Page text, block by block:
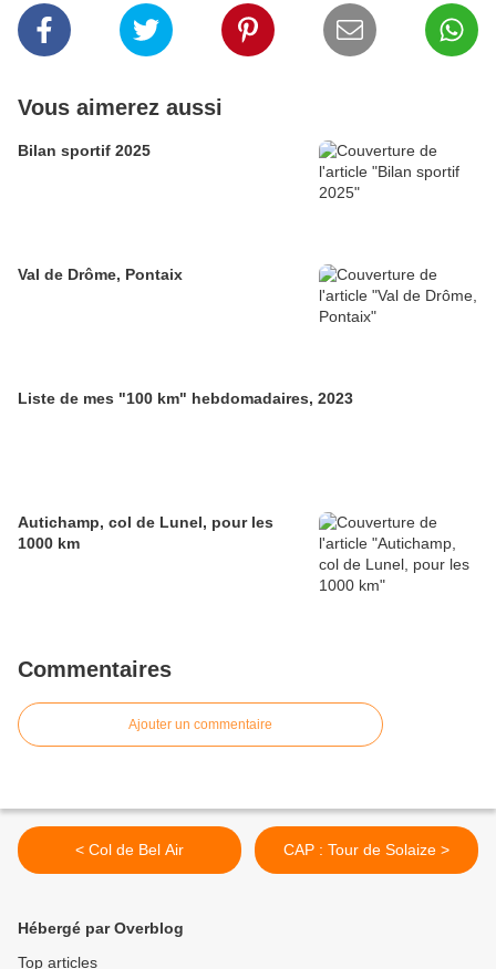
Vous aimerez aussi
Bilan sportif 2025
Val de Drôme, Pontaix
Liste de mes "100 km" hebdomadaires, 2023
Autichamp, col de Lunel, pour les
1000 km
Commentaires
Ajouter un commentaire
< Col de Bel Air CAP : Tour de Solaize >
Hébergé par Overblog
Top articles